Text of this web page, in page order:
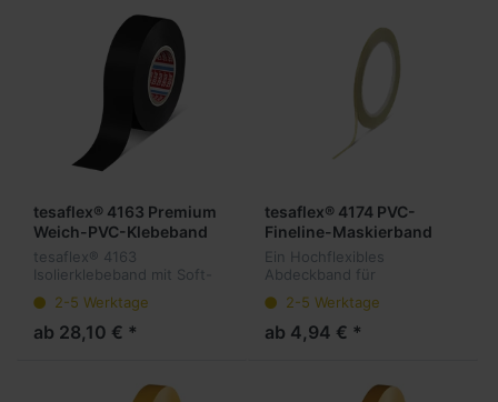
tesaflex® 4163 Premium
Weich-PVC-Klebeband
tesaflex® 4163
Isolierklebeband mit Soft-
klebend mit
Acrylatklebstoff. Für
universelle Reparaturen und
2-5 Werktage
ab 28,10 € *
tesaflex® 4174 PVC-
Fineline-Maskierband
Ein Hochflexibles
Abdeckband für
Mehrfarblackierungen.
PVC-Fineline-Maskierband
mit
2-5 Werktage
ab 4,94 € *